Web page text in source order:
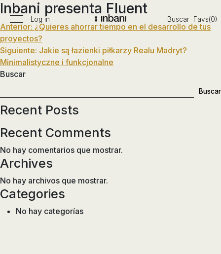
Pasar
contenido
Vanguardia
diseño
de
las
materiales
muebles,
Menú
principal
Log in Buscar Favs(0)
Inbani presenta Fluent
Navegación
de
entradas
Anterior: ¿Quieres ahorrar tiempo en el desarrollo de tus
proyectos?
Siguiente: Jakie są łazienki piłkarzy Realu Madryt?
Minimalistyczne i funkcjonalne
Buscar
Buscar
Recent Posts
Recent Comments
No hay comentarios que mostrar.
Archives
No hay archivos que mostrar.
Categories
No hay categorías